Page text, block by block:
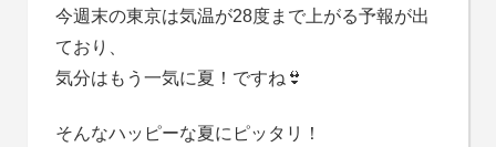
今週末の東京は気温が28度まで上がる予報が出
ており、
気分はもう一気に夏！ですね👙
そんなハッピーな夏にピッタリ！